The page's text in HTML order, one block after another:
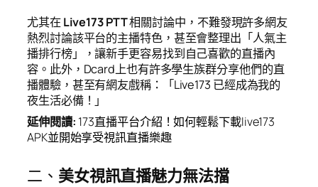
尤其在Live173 PTT相關討論中，不難發現許多網友
熱烈討論該平台的主播特色，甚至會整理出「人氣主
播排行榜」，讓新手更容易找到自己喜歡的直播內
容。此外，Dcard上也有許多學生族群分享他們的直
播體驗，甚至有網友戲稱：「Live173 已經成為我的
夜生活必備！」
延伸閱讀: 173直播平台介紹！如何輕鬆下載live173
APK並開始享受視訊直播樂趣
二、 美女視訊直播魅力無法擋